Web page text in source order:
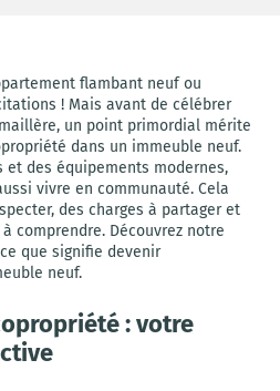
flambant neuf ou
! Mais avant de célébrer
un point primordial mérite
dans un immeuble neuf.
et des équipements modernes,
vivre en communauté. Cela
des charges à partager et
comprendre. Découvrez notre
que signifie devenir
neuf.
: votre